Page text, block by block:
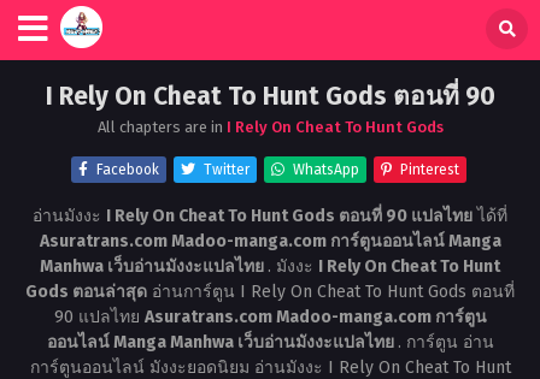
I Rely On Cheat To Hunt Gods ตอนที่ 90
All chapters are in I Rely On Cheat To Hunt Gods
Facebook Twitter WhatsApp Pinterest
อ่านมังงะ I Rely On Cheat To Hunt Gods ตอนที่ 90 แปลไทยได้ที่
Asuratrans.com Madoo-manga.com การ์ตูนออนไลน์ Manga
Manhwa เว็บอ่านมังงะแปลไทย . มังงะ I Rely On Cheat To Hunt
Gods ตอนล่าสุด อ่านการ์ตูน I Rely On Cheat To Hunt Gods ตอนที่
90 แปลไทย Asuratrans.com Madoo-manga.com การ์ตูน
ออนไลน์ Manga Manhwa เว็บอ่านมังงะแปลไทย . การ์ตูน อ่าน
การ์ตูนออนไลน์ มังงะยอดนิยม อ่านมังงะ I Rely On Cheat To Hunt